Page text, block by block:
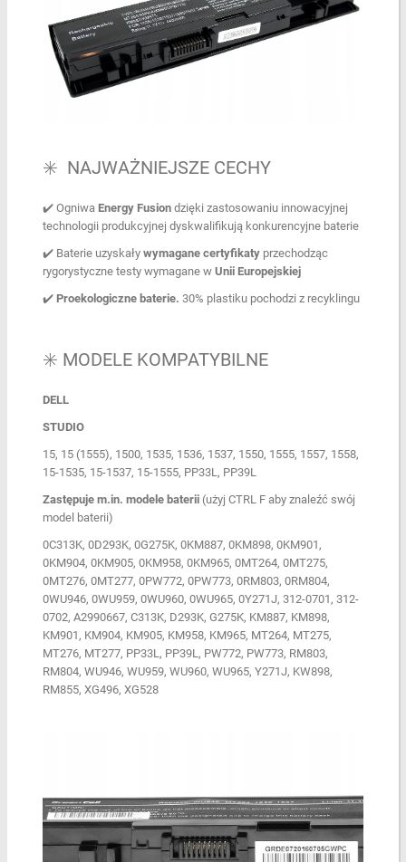
✳️ NAJWAŻNIEJSZE CECHY
✔️ Ogniwa Energy Fusion dzięki zastosowaniu innowacyjnej
technologii produkcyjnej dyskwalifikują konkurencyjne baterie
✔️ Baterie uzyskały wymagane certyfikaty przechodząc
rygorystyczne testy wymagane w Unii Europejskiej
✔️ Proekologiczne baterie. 30% plastiku pochodzi z recyklingu
✳️ MODELE KOMPATYBILNE
DELL
STUDIO
15, 15 (1555), 1500, 1535, 1536, 1537, 1550, 1555, 1557, 1558,
15-1535, 15-1537, 15-1555, PP33L, PP39L
Zastępuje m.in. modele baterii(użyj CTRL F aby znaleźć swój
model baterii)
0C313K, 0D293K, 0G275K, 0KM887, 0KM898, 0KM901,
0KM904, 0KM905, 0KM958, 0KM965, 0MT264, 0MT275,
0MT276, 0MT277, 0PW772, 0PW773, 0RM803, 0RM804,
0WU946, 0WU959, 0WU960, 0WU965, 0Y271J, 312-0701, 312-
0702, A2990667, C313K, D293K, G275K, KM887, KM898,
KM901, KM904, KM905, KM958, KM965, MT264, MT275,
MT276, MT277, PP33L, PP39L, PW772, PW773, RM803,
RM804, WU946, WU959, WU960, WU965, Y271J, KW898,
RM855, XG496, XG528